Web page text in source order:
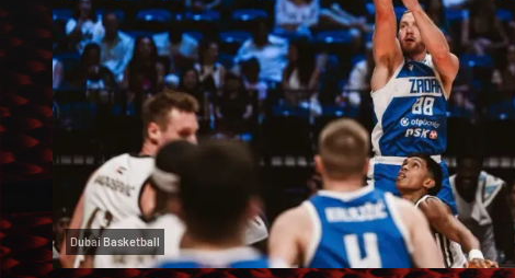
Dubai Basketball